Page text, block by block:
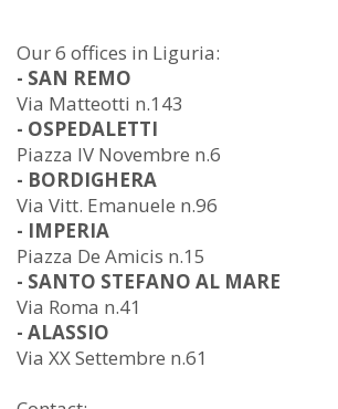
Our 6 offices in Liguria:
- SAN REMO
Via Matteotti n.143
- OSPEDALETTI
Piazza IV Novembre n.6
- BORDIGHERA
Via Vitt. Emanuele n.96
- IMPERIA
Piazza De Amicis n.15
- SANTO STEFANO AL MARE
Via Roma n.41
- ALASSIO
Via XX Settembre n.61